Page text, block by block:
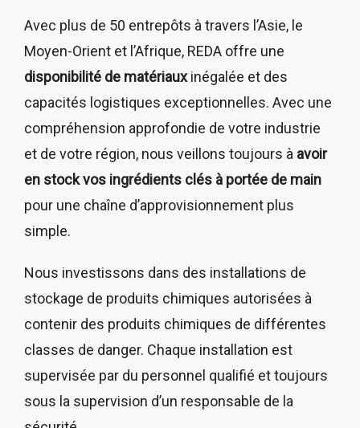
Avec plus de 50 entrepôts à travers l’Asie, le
Moyen-Orient et l’Afrique, REDA offre une
disponibilité de matériauxinégalée et des
capacités logistiques exceptionnelles. Avec une
compréhension approfondie de votre industrie
et de votre région, nous veillons toujours à avoir
en stock vos ingrédients clés à portée de main
pour une chaîne d’approvisionnement plus
simple.
Nous investissons dans des installations de
stockage de produits chimiques autorisées à
contenir des produits chimiques de différentes
classes de danger. Chaque installation est
supervisée par du personnel qualifié et toujours
sous la supervision d’un responsable de la